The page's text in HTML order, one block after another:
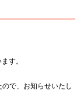
す。
で、お知らせいたし